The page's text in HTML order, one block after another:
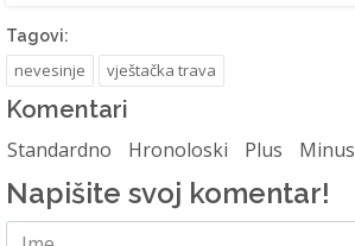
Tagovi:
nevesinje vještačka trava
Komentari
Standardno Hronoloski Plus Minus
Napišite svoj komentar!